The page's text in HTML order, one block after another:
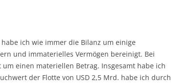
ich wie immer die Bilanz um einige
und immaterielles Vermögen bereinigt. Bei
einen materiellen Betrag. Insgesamt habe ich
der Flotte von USD 2,5 Mrd. habe ich durch